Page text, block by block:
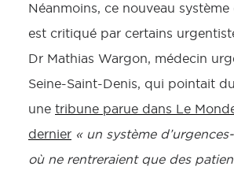
Néanmoins, ce nouveau
est critiqué par certains
Dr Mathias Wargon, médecin
Seine-Saint-Denis, qui pointait
une tribune parue dans Le
dernier « un système
où ne rentreraient que des